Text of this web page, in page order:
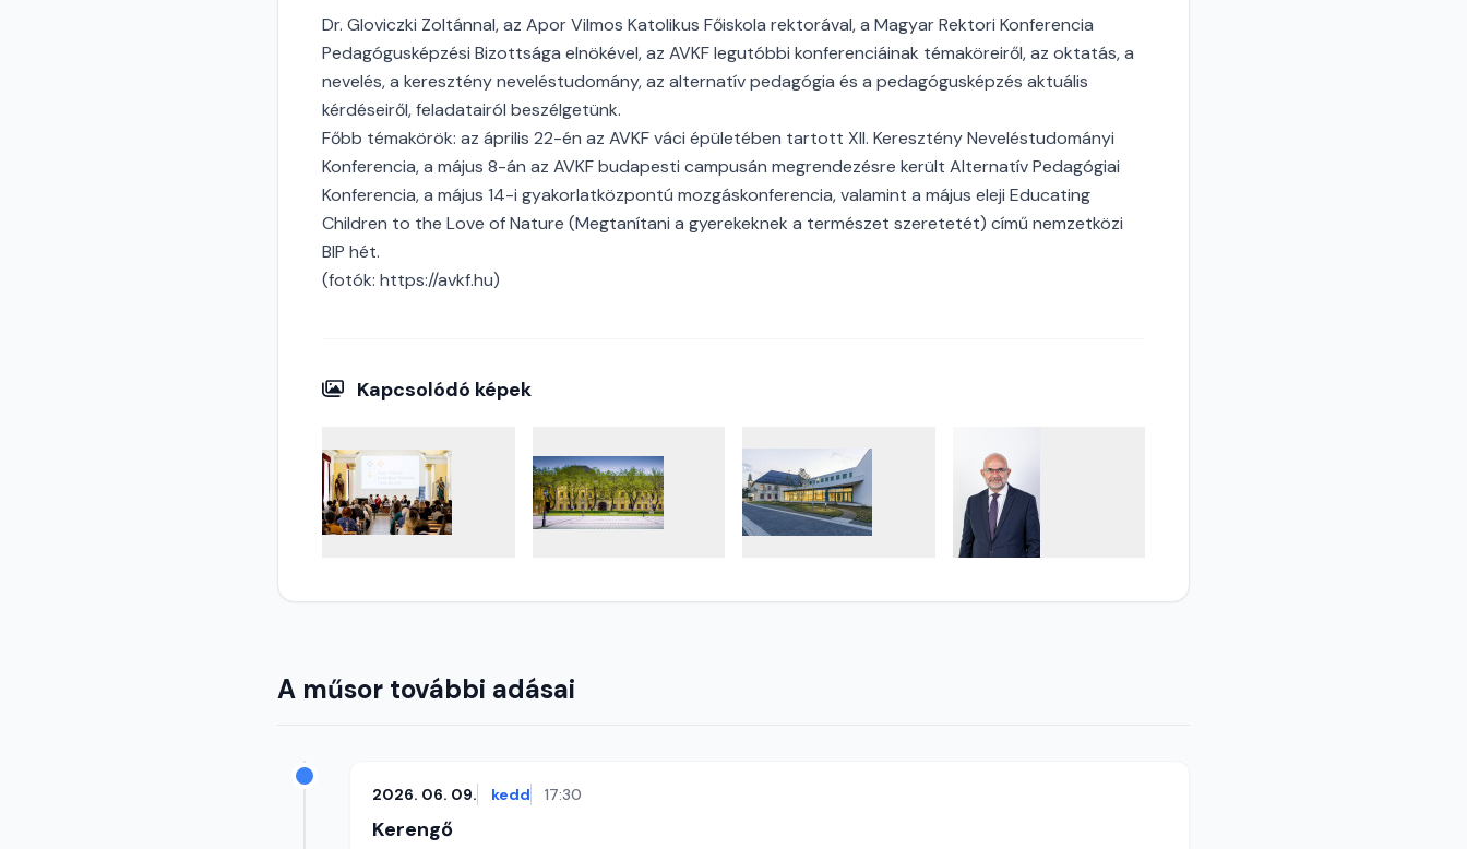
Dr. Gloviczki Zoltánnal, az Apor Vilmos Katolikus Főiskola rektorával, a Magyar Rektori Konferencia
Pedagógusképzési Bizottsága elnökével, az AVKF legutóbbi konferenciáinak témaköreiről, az oktatás, a
nevelés, a keresztény neveléstudomány, az alternatív pedagógia és a pedagógusképzés aktuális
kérdéseiről, feladatairól beszélgetünk.
Főbb témakörök: az április 22-én az AVKF váci épületében tartott XII. Keresztény Neveléstudományi
Konferencia, a május 8-án az AVKF budapesti campusán megrendezésre került Alternatív Pedagógiai
Konferencia, a május 14-i gyakorlatközpontú mozgáskonferencia, valamint a május eleji Educating
Children to the Love of Nature (Megtanítani a gyerekeknek a természet szeretetét) című nemzetközi
BIP hét.
(fotók: https://avkf.hu)
Kapcsolódó képek
A műsor további adásai
2026. 06. 09. kedd 17:30
Kerengő